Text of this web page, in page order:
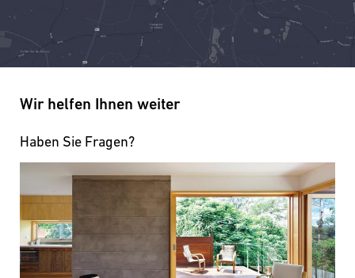
Wir helfen Ihnen weiter
Haben Sie Fragen?